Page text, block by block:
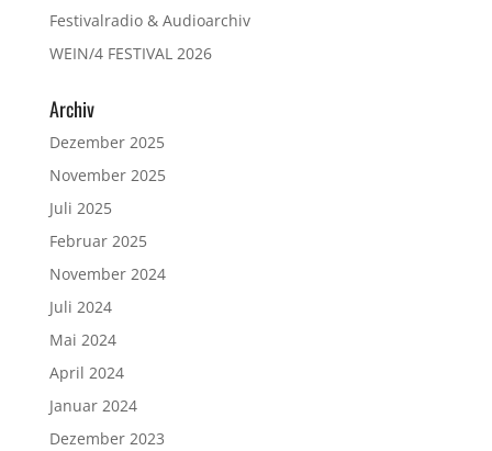
Festivalradio & Audioarchiv
WEIN/4 FESTIVAL 2026
Archiv
Dezember 2025
November 2025
Juli 2025
Februar 2025
November 2024
Juli 2024
Mai 2024
April 2024
Januar 2024
Dezember 2023